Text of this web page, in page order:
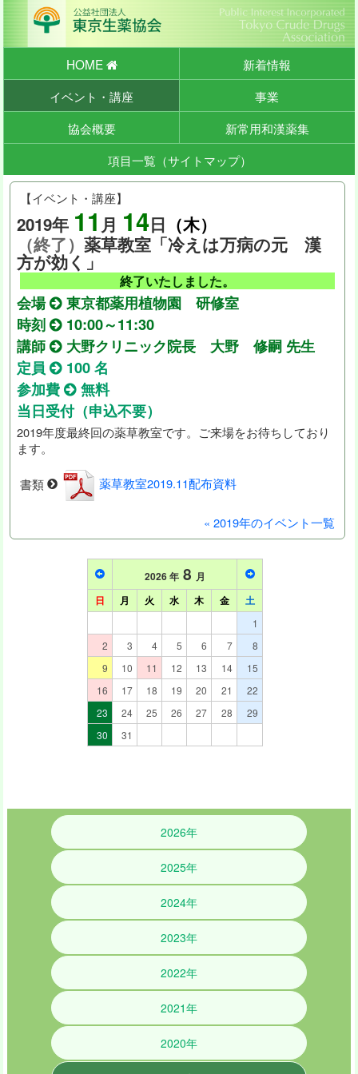
HOME
新着情報
イベント・講座
事業
協会概要
新常用和漢薬集
項目一覧（サイトマップ）
【イベント・講座】
2019年 11 月 14日 （木）
（終了）薬草教室「冷えは万病の元 漢
方が効く」
終了いたしました。
会場
東京都薬用植物園 研修室
時刻
10:00～11:30
講師
大野クリニック院長 大野 修嗣 先生
定員
100 名
参加費
無料
当日受付（申込不要）
2019年度最終回の薬草教室です。ご来場をお待ちしており
ます。
書類 薬草教室2019.11配布資料
« 2019年のイベント一覧
2026年
2025年
2024年
2023年
2022年
2021年
2020年